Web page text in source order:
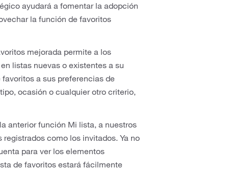
ayudará a fomentar la adopción
la función de favoritos
mejorada permite a los
listas nuevas o existentes a su
a sus preferencias de
ocasión o cualquier otro criterio,
anterior función Mi lista, a nuestros
como los invitados. Ya no
para ver los elementos
de favoritos estará fácilmente